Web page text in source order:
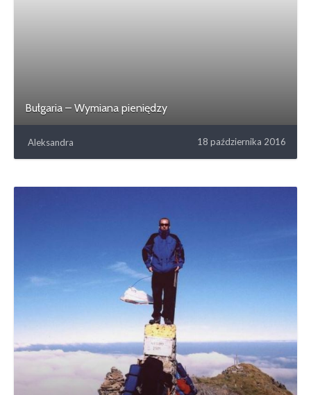
Bułgaria – Wymiana pieniędzy
Aleksandra 18 października 2016